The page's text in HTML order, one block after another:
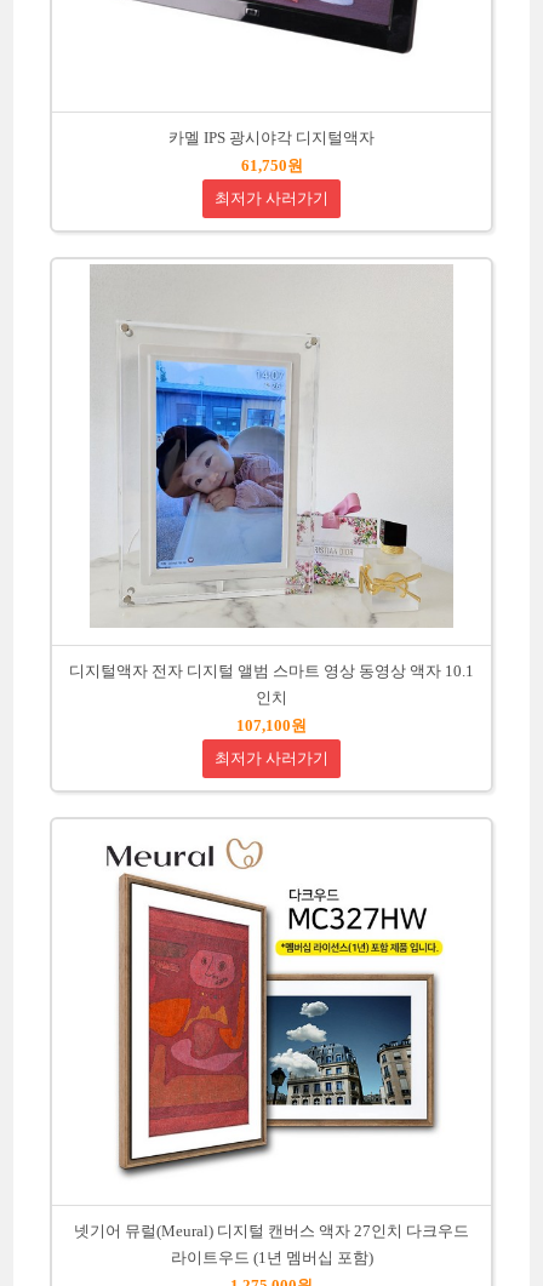
카멜 IPS 광시야각 디지털액자
61,750원
최저가 사러가기
디지털액자 전자 디지털 앨범 스마트 영상 동영상 액자 10.1
인치
107,100원
최저가 사러가기
넷기어 뮤럴(Meural) 디지털 캔버스 액자 27인치 다크우드
라이트우드 (1년 멤버십 포함)